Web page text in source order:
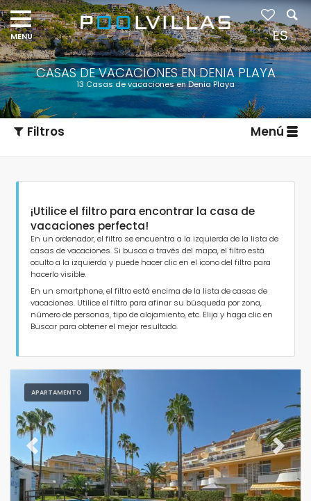
CASAS DE VACACIONES EN DENIA PLAYA
13 Casas de vacaciones en Denia Playa
Filtros Menú
Tipo de alojamiento
Personas
Dormitorios
Cuartos de baño
Servicios populares
¡Utilice el filtro para encontrar la casa de
vacaciones perfecta!
En un ordenador, el filtro se encuentra a la izquierda de la lista de
casas de vacaciones. Si busca a través del mapa, el filtro está
oculto a la izquierda y puede hacer clic en el icono del filtro para
hacerlo visible.
En un smartphone, el filtro está encima de la lista de casas de
vacaciones. Utilice el filtro para afinar su búsqueda por zona,
número de personas, tipo de alojamiento, etc. Elija y haga clic en
Buscar para obtener el mejor resultado.
APARTAMENTO
Previous Next
ES